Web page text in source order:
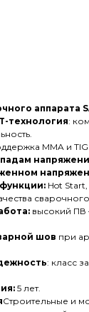
аппарата
технология:
MMA и
Hot
высокий ПВ
шов при
: класс
5 лет.
Строительные и